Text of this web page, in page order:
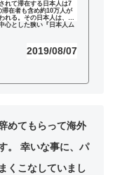
れて滞在する日本人は7
在者も含め約10万人が
れる。その日本人は、ス
心とした狭い『日本人ム
2019/08/07
めてもらって海外
。 幸いな事に、パ
くこなしていまし